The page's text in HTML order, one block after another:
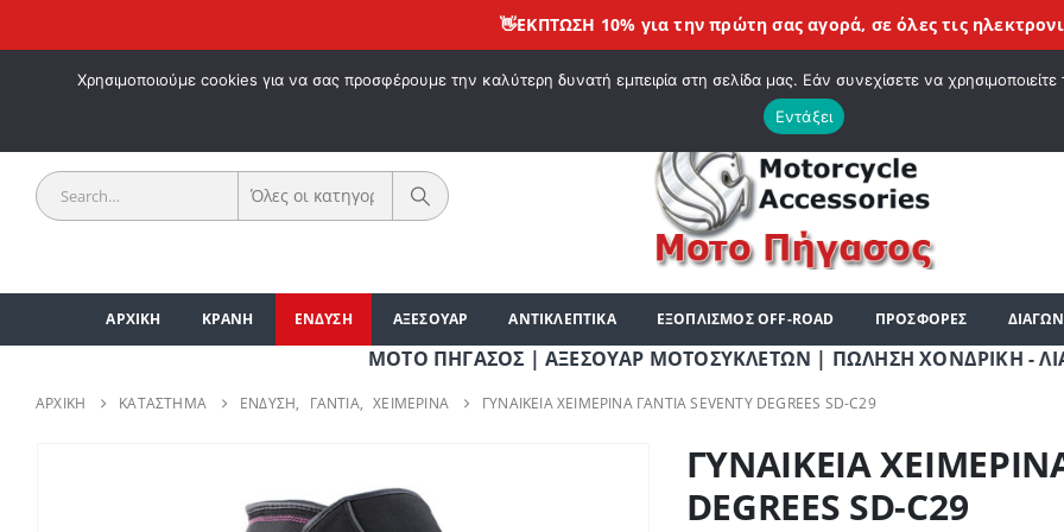
ΚΑΛΩΣ ΗΡΘΑΤΕ ΣΤΟ E-SHOP ΜΟΤΟ ΠΗΓΑΣΟΣ ! | ΣΧΕΤΙΚΆ ΜΕ ΕΜΆΣ BLOG
ΑΡΧΙΚΗ ΚΡΑΝΗ ΕΝΔΥΣΗ ΑΞΕΣΟΥΑΡ ΑΝΤΙΚΛΕΠΤΙΚΑ ΕΞΟΠΛΙΣΜΟΣ OFF-ROAD ΠΡΟΣΦΟΡΕΣ
ΜΟΤΟ ΠΗΓΑΣΟΣ | ΑΞΕΣΟΥΑΡ ΜΟΤΟΣΥΚΛΕΤΩΝ | ΠΩΛΗΣΗ ΧΟΝΔΡΙΚΗ - ΛΙΑΝΙΚΗ |
ΑΡΧΙΚΉ ΚΑΤΆΣΤΗΜΑ ΕΝΔΥΣΗ, ΓΑΝΤΙΑ, ΧΕΙΜΕΡΙΝΑ ΓΥΝΑΙΚΕΙΑ ΧΕΙΜΕΡΙΝΑ ΓΑΝΤΙΑ SEVENTY DEGREES SD-C29
ΓΥΝΑΙΚΕΙΑ
DEGREES SD-C29
ΕΚΠΤΩΣΗ 10% για την πρώτη σας αγορά, σε όλες τιςηλεκτρονικές
Χρησιμοποιούμε cookies για να σας προσφέρουμε την καλύτερη δυνατή εμπειρία στη σελίδα μας. Εάν συνεχίσετε να
Εντάξει